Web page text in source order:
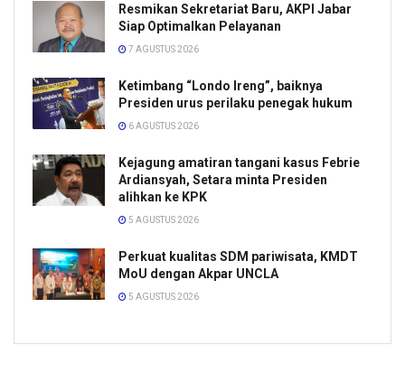
Resmikan Sekretariat Baru, AKPI Jabar
Siap Optimalkan Pelayanan
7 AGUSTUS 2026
Ketimbang “Londo Ireng”, baiknya
Presiden urus perilaku penegak hukum
6 AGUSTUS 2026
Kejagung amatiran tangani kasus Febrie
Ardiansyah, Setara minta Presiden
alihkan ke KPK
5 AGUSTUS 2026
Perkuat kualitas SDM pariwisata, KMDT
MoU dengan Akpar UNCLA
5 AGUSTUS 2026